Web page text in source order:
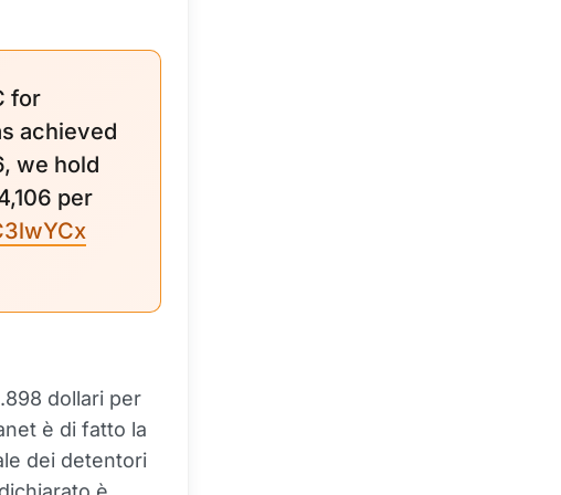
for
achieved
we hold
per
dollari per
è di fatto la
dei detentori